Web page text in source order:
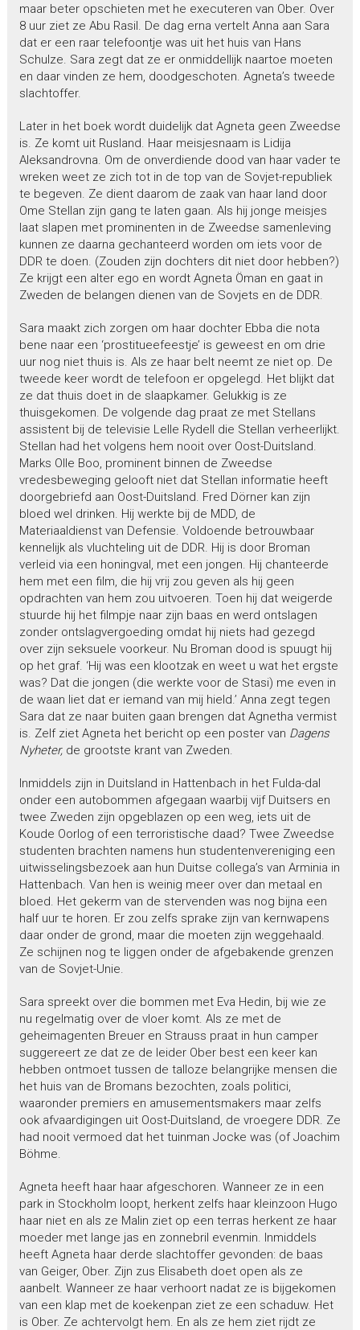
maar beter opschieten met he executeren van Ober. Over
8 uur ziet ze Abu Rasil. De dag erna vertelt Anna aan Sara
dat er een raar telefoontje was uit het huis van Hans
Schulze. Sara zegt dat ze er onmiddellijk naartoe moeten
en daar vinden ze hem, doodgeschoten. Agneta’s tweede
slachtoffer.
Later in het boek wordt duidelijk dat Agneta geen Zweedse
is. Ze komt uit Rusland. Haar meisjesnaam is Lidija
Aleksandrovna. Om de onverdiende dood van haar vader te
wreken weet ze zich tot in de top van de Sovjet-republiek
te begeven. Ze dient daarom de zaak van haar land door
Ome Stellan zijn gang te laten gaan. Als hij jonge meisjes
laat slapen met prominenten in de Zweedse samenleving
kunnen ze daarna gechanteerd worden om iets voor de
DDR te doen. (Zouden zijn dochters dit niet door hebben?)
Ze krijgt een alter ego en wordt Agneta Öman en gaat in
Zweden de belangen dienen van de Sovjets en de DDR.
Sara maakt zich zorgen om haar dochter Ebba die nota
bene naar een ‘prostitueefeestje’ is geweest en om drie
uur nog niet thuis is. Als ze haar belt neemt ze niet op. De
tweede keer wordt de telefoon er opgelegd. Het blijkt dat
ze dat thuis doet in de slaapkamer. Gelukkig is ze
thuisgekomen. De volgende dag praat ze met Stellans
assistent bij de televisie Lelle Rydell die Stellan verheerlijkt.
Stellan had het volgens hem nooit over Oost-Duitsland.
Marks Olle Boo, prominent binnen de Zweedse
vredesbeweging gelooft niet dat Stellan informatie heeft
doorgebriefd aan Oost-Duitsland. Fred Dörner kan zijn
bloed wel drinken. Hij werkte bij de MDD, de
Materiaaldienst van Defensie. Voldoende betrouwbaar
kennelijk als vluchteling uit de DDR. Hij is door Broman
verleid via een honingval, met een jongen. Hij chanteerde
hem met een film, die hij vrij zou geven als hij geen
opdrachten van hem zou uitvoeren. Toen hij dat weigerde
stuurde hij het filmpje naar zijn baas en werd ontslagen
zonder ontslagvergoeding omdat hij niets had gezegd
over zijn seksuele voorkeur. Nu Broman dood is spuugt hij
op het graf. ‘Hij was een klootzak en weet u wat het ergste
was? Dat die jongen (die werkte voor de Stasi) me even in
de waan liet dat er iemand van mij hield.’ Anna zegt tegen
Sara dat ze naar buiten gaan brengen dat Agnetha vermist
is. Zelf ziet Agneta het bericht op een poster van Dagens
Nyheter, de grootste krant van Zweden.
Inmiddels zijn in Duitsland in Hattenbach in het Fulda-dal
onder een autobommen afgegaan waarbij vijf Duitsers en
twee Zweden zijn opgeblazen op een weg, iets uit de
Koude Oorlog of een terroristische daad? Twee Zweedse
studenten brachten namens hun studentenvereniging een
uitwisselingsbezoek aan hun Duitse collega’s van Arminia in
Hattenbach. Van hen is weinig meer over dan metaal en
bloed. Het gekerm van de stervenden was nog bijna een
half uur te horen. Er zou zelfs sprake zijn van kernwapens
daar onder de grond, maar die moeten zijn weggehaald.
Ze schijnen nog te liggen onder de afgebakende grenzen
van de Sovjet-Unie.
Sara spreekt over die bommen met Eva Hedin, bij wie ze
nu regelmatig over de vloer komt. Als ze met de
geheimagenten Breuer en Strauss praat in hun camper
suggereert ze dat ze de leider Ober best een keer kan
hebben ontmoet tussen de talloze belangrijke mensen die
het huis van de Bromans bezochten, zoals politici,
waaronder premiers en amusementsmakers maar zelfs
ook afvaardigingen uit Oost-Duitsland, de vroegere DDR. Ze
had nooit vermoed dat het tuinman Jocke was (of Joachim
Böhme.
Agneta heeft haar haar afgeschoren. Wanneer ze in een
park in Stockholm loopt, herkent zelfs haar kleinzoon Hugo
haar niet en als ze Malin ziet op een terras herkent ze haar
moeder met lange jas en zonnebril evenmin. Inmiddels
heeft Agneta haar derde slachtoffer gevonden: de baas
van Geiger, Ober. Zijn zus Elisabeth doet open als ze
aanbelt. Wanneer ze haar verhoort nadat ze is bijgekomen
van een klap met de koekenpan ziet ze een schaduw. Het
is Ober. Ze achtervolgt hem. En als ze hem ziet rijdt ze